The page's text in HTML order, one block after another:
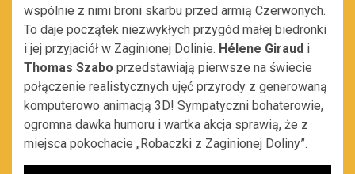
wspólnie z nimi broni skarbu przed armią Czerwonych.
To daje początek niezwykłych przygód małej biedronki
i jej przyjaciół w Zaginionej Dolinie. Hélene Giraud i
Thomas Szabo przedstawiają pierwsze na świecie
połączenie realistycznych ujęć przyrody z generowaną
komputerowo animacją 3D! Sympatyczni bohaterowie,
ogromna dawka humoru i wartka akcja sprawią, że z
miejsca pokochacie „Robaczki z Zaginionej Doliny”.